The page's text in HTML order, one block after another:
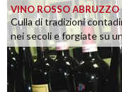
VINO ROSSO ABRUZZO
Culla di tradizioni
nei secoli e forgiate su